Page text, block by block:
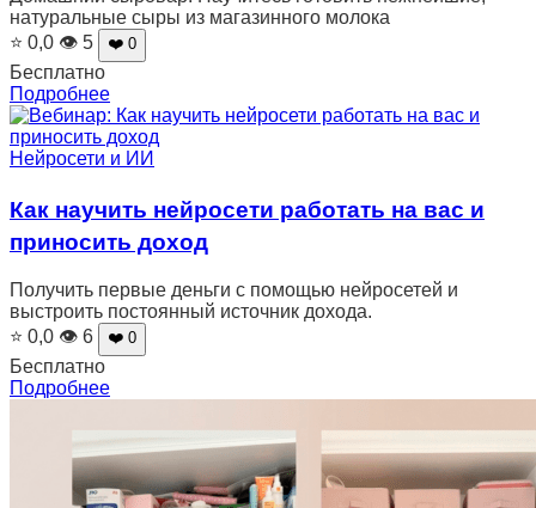
натуральные сыры из магазинного молока
⭐ 0,0 👁 5 ❤️ 0
Бесплатно
Подробнее
Нейросети и ИИ
Как научить нейросети работать на вас и
приносить доход
Получить первые деньги с помощью нейросетей и
выстроить постоянный источник дохода.
⭐ 0,0 👁 6 ❤️ 0
Бесплатно
Подробнее